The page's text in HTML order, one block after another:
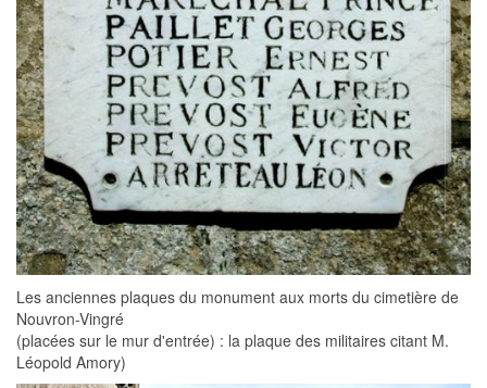
Les anciennes plaques du monument aux morts du cimetière de
Nouvron-Vingré
(placées sur le mur d'entrée) : la plaque des militaires citant M.
Léopold Amory)